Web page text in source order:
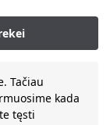
Tačiau
kada
tęsti